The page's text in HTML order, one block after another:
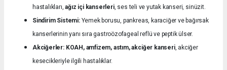
hastalıkları,ağız içi kanserleri, ses teli ve yutak kanseri, sinüzit.
Sindirim Sistemi:Yemek borusu, pankreas, karaciğer ve bağırsak
kanserlerinin yanı sıra gastroözofageal reflü ve peptik ülser.
Akciğerler: KOAH, amfizem, astım, akciğer kanseri, akciğer
kesecikleriyle ilgili hastalıklar.